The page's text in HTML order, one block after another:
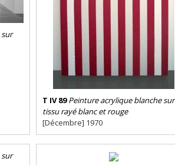
T IV 89 Peinture acrylique blanche sur
tissu rayé blanc et rouge
[Décembre] 1970